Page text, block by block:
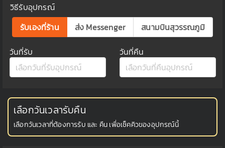
วิธีรับอุปกรณ์
รับเองที่ร้าน
ส่ง Messenger สนามบินสุวรรณภูมิ
วันที่รับ วันที่คืน
เลือกวันเวลารับคืน
เลือกวันเวลาที่ต้องการรับ และ คืน เพื่อเช็คคิวของอุปกรณ์นี้